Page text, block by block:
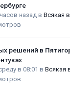
назад в Всякая
решений в
в 08:01 в Всякая